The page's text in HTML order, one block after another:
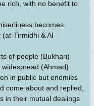
rich, with no benefit to
becomes
Tirmidhi & Al-
of people (Bukhari)
(Ahmad)
in public but enemies
come about and replied,
in their mutual dealings